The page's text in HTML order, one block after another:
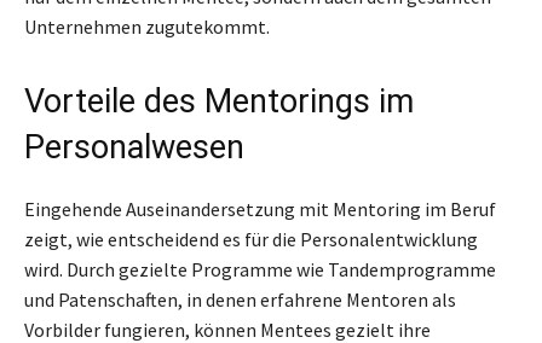
Unternehmen zugutekommt.
Vorteile des Mentorings im
Personalwesen
Eingehende Auseinandersetzung mit Mentoring im Beruf
zeigt, wie entscheidend es für die Personalentwicklung
wird. Durch gezielte Programme wie Tandemprogramme
und Patenschaften, in denen erfahrene Mentoren als
Vorbilder fungieren, können Mentees gezielt ihre